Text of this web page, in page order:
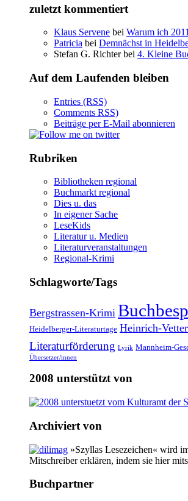
zuletzt kommentiert
Klaus Servene bei Warum ich
Patricia bei Demnächst in
Stefan G. Richter bei 4. Kleine
Auf dem Laufenden bleiben
Entries (RSS)
Comments RSS)
Beiträge per E-Mail abonnieren
Rubriken
Bibliotheken regional
Buchmarkt regional
Dies u. das
In eigener Sache
LeseKids
Literatur u. Medien
Literaturveranstaltungen
Regional-Krimi
Schlagworte/Tags
Bergstrassen-Krimi
Heidelberger-Literaturtage Heinrich-
Literaturförderung Lyrik Mannheim-
Übersetzer/innen
2008 unterstützt von
Archiviert von
»Szyllas Lesezeichen« wird
Mitschreiber erklären, indem sie hier
Buchpartner